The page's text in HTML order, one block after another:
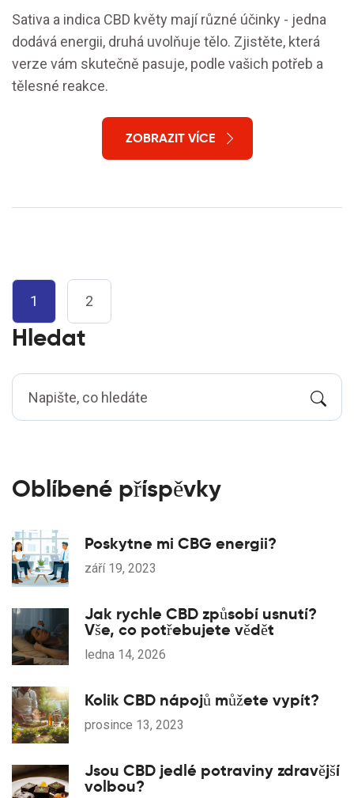
Sativa a indica CBD květy mají různé účinky - jedna
dodává energii, druhá uvolňuje tělo. Zjistěte, která
verze vám skutečně pasuje, podle vašich potřeb a
tělesné reakce.
ZOBRAZIT VÍCE
1 2
Hledat
Oblíbené příspěvky
Poskytne mi CBG energii?
září 19, 2023
Jak rychle CBD způsobí usnutí?
Vše, co potřebujete vědět
ledna 14, 2026
Kolik CBD nápojů můžete vypít?
prosince 13, 2023
Jsou CBD jedlé potraviny zdravější
volbou?